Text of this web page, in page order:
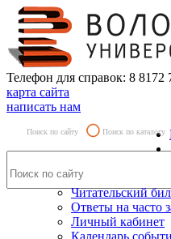
Телефон для справок: 8
карта сайта
написать нам
Поиск по сайту Поиск по каталогу
Читательский
Ответы на часто
Личный кабинет
Календарь